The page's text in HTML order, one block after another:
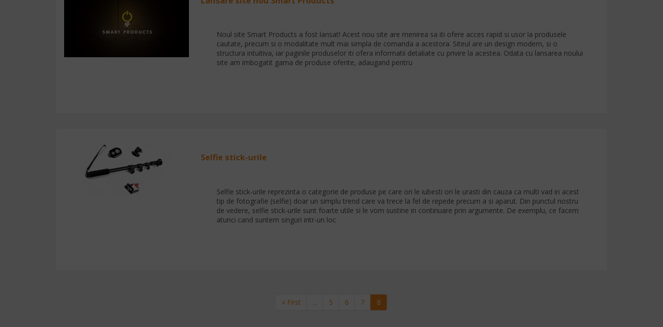
Noul site Smart Products a fost lansat! Acest nou site are menirea sa iti ofere acces rapid si usor la produsele
cautate, precum si o modalitate mult mai simpla de comanda a acestora. Siteul are un design modern, si o
structura intuitiva, iar paginile produselor iti ofera informatii detaliate cu privire la acestea. Odata cu lansarea noului
site am imbogatit gama de produse oferite, adaugand pentru
Selfie stick-urile
Selfie stick-urile reprezinta o categorie de produse pe care ori le iubesti ori le urasti din cauza ca multi vad in acest
tip de fotografie (selfie) doar un simplu trend care va trece la fel de repede precum a si aparut. Din punctul nostru
de vedere, selfie stick-urile sunt foarte utile si le vom sustine in continuare prin argumente. De exemplu, ce facem
atunci cand suntem singuri intr-un loc
Prima pagina
« First ... Pagina
5 Pagina
6 Pagina
7 Pagina curenta
8